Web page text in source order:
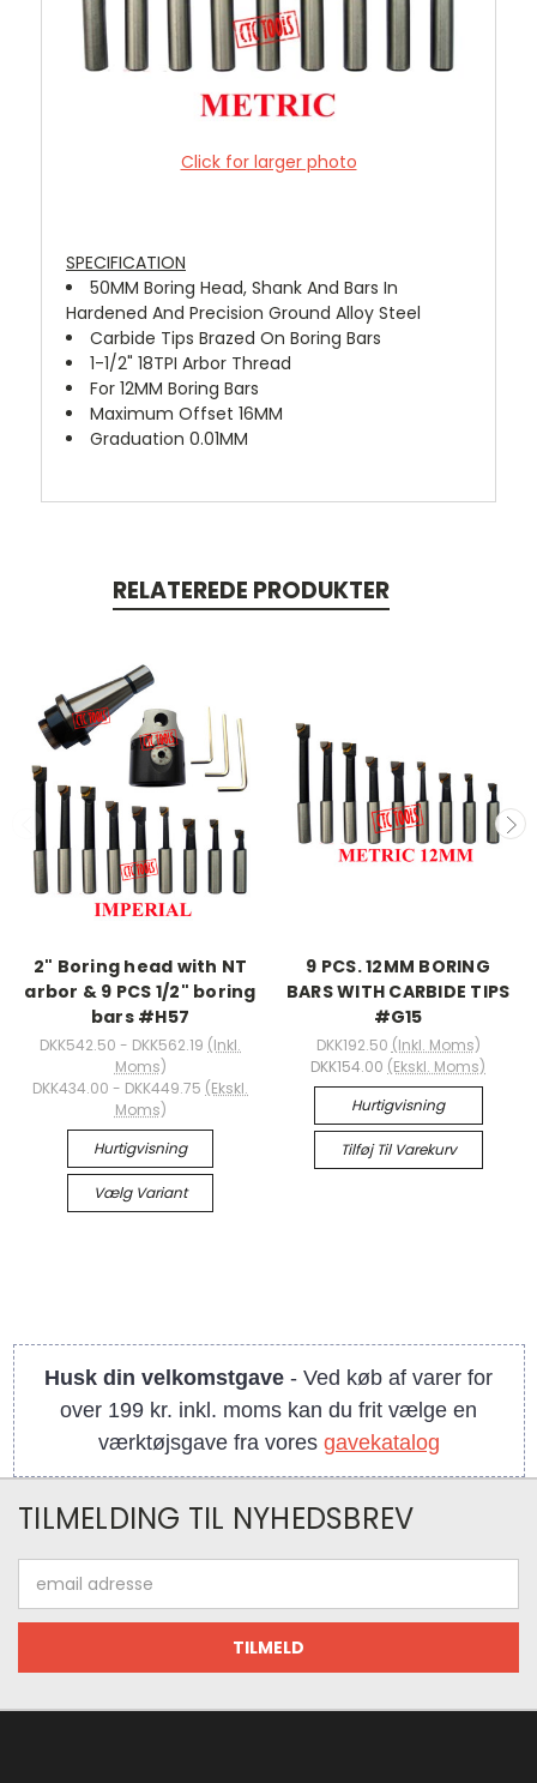
Click for larger photo
SPECIFICATION
50MM Boring Head, Shank And Bars In
Hardened And Precision Ground Alloy Steel
Carbide Tips Brazed On Boring Bars
1-1/2" 18TPI Arbor Thread
For 12MM Boring Bars
Maximum Offset 16MM
Graduation 0.01MM
RELATEREDE PRODUKTER
2" Boring head with NT
arbor & 9 PCS 1/2" boring
bars #H57
DKK542.50 - DKK562.19 (Inkl.
Moms)
DKK434.00 - DKK449.75 (Ekskl.
Moms)
Hurtigvisning
Vælg Variant
9 PCS. 12MM BORING
BARS WITH CARBIDE TIPS
#G15
DKK192.50 (Inkl. Moms)
DKK154.00 (Ekskl. Moms)
Hurtigvisning
Tilføj Til Varekurv
Husk din velkomstgave - Ved køb af varer for
over 199 kr. inkl. moms kan du frit vælge en
værktøjsgave fra vores gavekatalog
TILMELDING TIL NYHEDSBREV
adresse